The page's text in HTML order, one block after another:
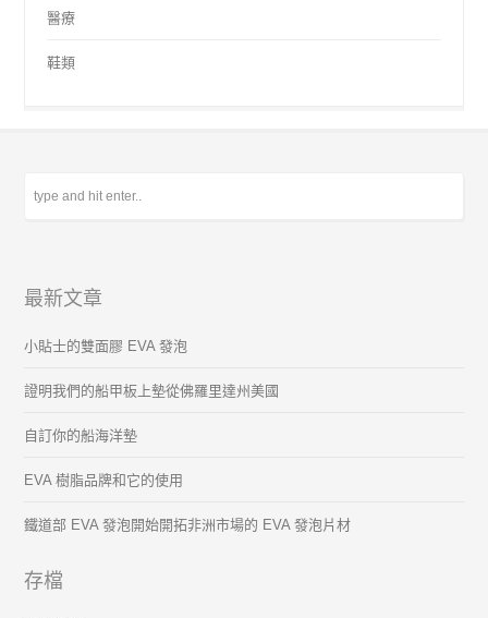
醫療
鞋類
最新文章
小貼士的雙面膠 EVA 發泡
證明我們的船甲板上墊從佛羅里達州美國
自訂你的船海洋墊
EVA 樹脂品牌和它的使用
鐵道部 EVA 發泡開始開拓非洲市場的 EVA 發泡片材
存檔